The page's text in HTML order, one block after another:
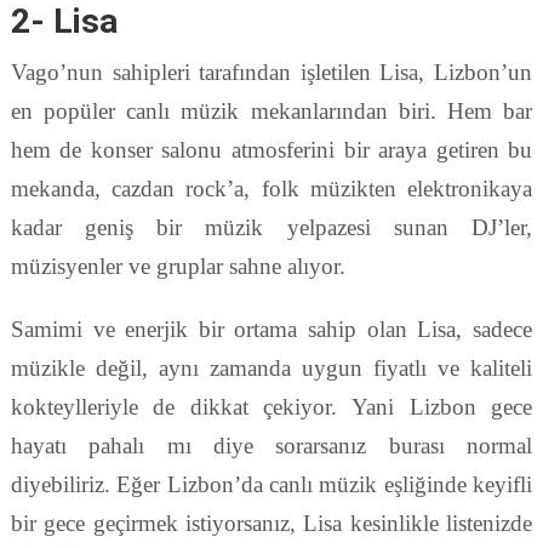
2- Lisa
Vago’nun sahipleri tarafından işletilen Lisa, Lizbon’un
en popüler canlı müzik mekanlarından biri. Hem bar
hem de konser salonu atmosferini bir araya getiren bu
mekanda, cazdan rock’a, folk müzikten elektronikaya
kadar geniş bir müzik yelpazesi sunan DJ’ler,
müzisyenler ve gruplar sahne alıyor.
Samimi ve enerjik bir ortama sahip olan Lisa, sadece
müzikle değil, aynı zamanda uygun fiyatlı ve kaliteli
kokteylleriyle de dikkat çekiyor. Yani Lizbon gece
hayatı pahalı mı diye sorarsanız burası normal
diyebiliriz. Eğer Lizbon’da canlı müzik eşliğinde keyifli
bir gece geçirmek istiyorsanız, Lisa kesinlikle listenizde